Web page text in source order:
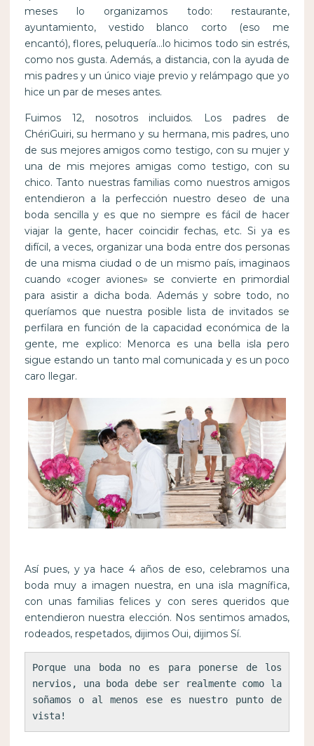
meses lo organizamos todo: restaurante,
ayuntamiento, vestido blanco corto (eso me
encantó), flores, peluquería…lo hicimos todo sin estrés,
como nos gusta. Además, a distancia, con la ayuda de
mis padres y un único viaje previo y relámpago que yo
hice un par de meses antes.
Fuimos 12, nosotros incluidos. Los padres de
ChériGuiri, su hermano y su hermana, mis padres, uno
de sus mejores amigos como testigo, con su mujer y
una de mis mejores amigas como testigo, con su
chico. Tanto nuestras familias como nuestros amigos
entendieron a la perfección nuestro deseo de una
boda sencilla y es que no siempre es fácil de hacer
viajar la gente, hacer coincidir fechas, etc. Si ya es
difícil, a veces, organizar una boda entre dos personas
de una misma ciudad o de un mismo país, imaginaos
cuando «coger aviones» se convierte en primordial
para asistir a dicha boda. Además y sobre todo, no
queríamos que nuestra posible lista de invitados se
perfilara en función de la capacidad económica de la
gente, me explico: Menorca es una bella isla pero
sigue estando un tanto mal comunicada y es un poco
caro llegar.
Así pues, y ya hace 4 años de eso, celebramos una
boda muy a imagen nuestra, en una isla magnífica,
con unas familias felices y con seres queridos que
entendieron nuestra elección. Nos sentimos amados,
rodeados, respetados, dijimos Oui, dijimos Sí.
Porque una boda no es para ponerse de los
nervios, una boda debe ser realmente como la
soñamos o al menos ese es nuestro punto de
vista!